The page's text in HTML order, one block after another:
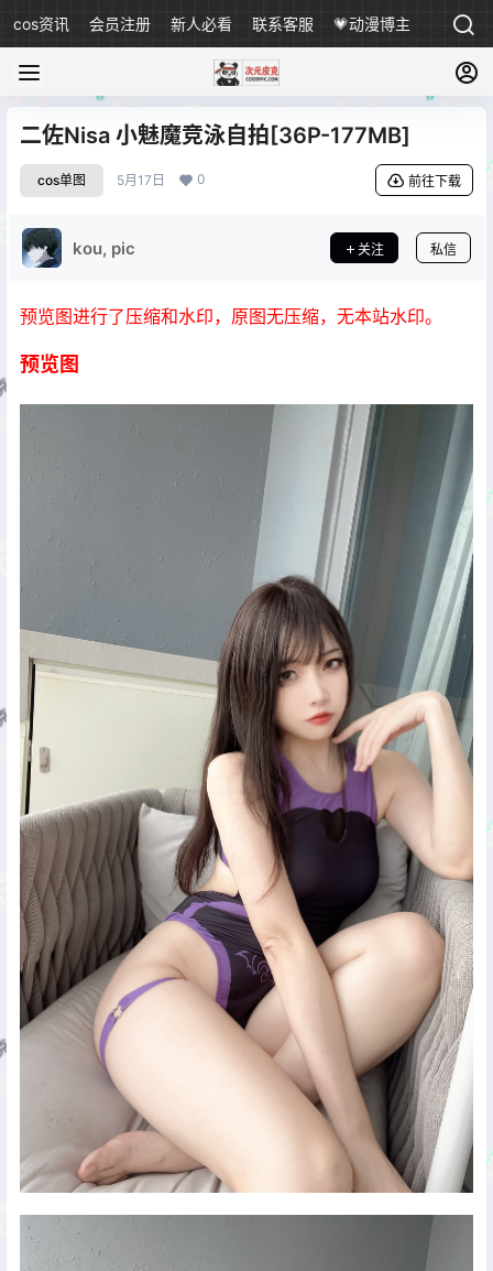
cos资讯 会员注册 新人必看 联系客服 💗动漫博主
二佐Nisa 小魅魔竞泳自拍[36P-177MB]
cos单图 5月17日 0 前往下载
kou, pic 关注 私信
预览图进行了压缩和水印，原图无压缩，无本站水印。
预览图